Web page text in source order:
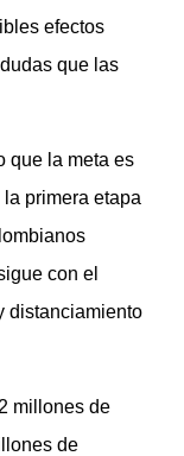
efectos
que las
que la meta es
primera etapa
con el
distanciamiento
millones de
de